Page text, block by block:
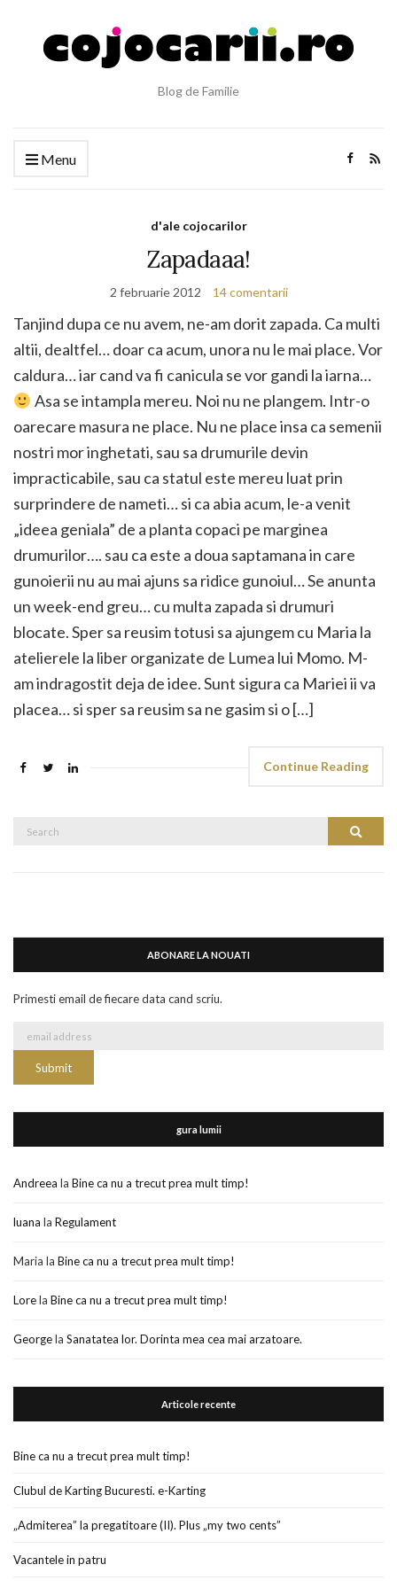
Blog de Familie
Menu
d'ale cojocarilor
Zapadaaa!
2 februarie 2012 14 comentarii
Tanjind dupa ce nu avem, ne-am dorit zapada. Ca multi
altii, dealtfel… doar ca acum, unora nu le mai place. Vor
caldura… iar cand va fi canicula se vor gandi la iarna…
Asa se intampla mereu. Noi nu ne plangem. Intr-o
oarecare masura ne place. Nu ne place insa ca semenii
nostri mor inghetati, sau sa drumurile devin
impracticabile, sau ca statul este mereu luat prin
surprindere de nameti… si ca abia acum, le-a venit
„ideea geniala” de a planta copaci pe marginea
drumurilor…. sau ca este a doua saptamana in care
gunoierii nu au mai ajuns sa ridice gunoiul… Se anunta
un week-end greu… cu multa zapada si drumuri
blocate. Sper sa reusim totusi sa ajungem cu Maria la
atelierele la liber organizate de Lumea lui Momo. M-
am indragostit deja de idee. Sunt sigura ca Mariei ii va
placea… si sper sa reusim sa ne gasim si o […]
Continue Reading
Search
ABONARE LA NOUATI
Primesti email de fiecare data cand scriu.
gura lumii
Andreea la Bine ca nu a trecut prea mult timp!
luana la Regulament
Maria la Bine ca nu a trecut prea mult timp!
Lorela Bine ca nu a trecut prea mult timp!
Georgela Sanatatea lor. Dorinta mea cea mai arzatoare.
Articole recente
Bine ca nu a trecut prea mult timp!
Clubul de Karting Bucuresti. e-Karting
„Admiterea” la pregatitoare (II). Plus „my two cents”
Vacantele in patru